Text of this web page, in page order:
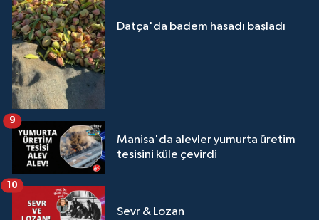
Datça'da badem hasadı başladı
Manisa'da alevler yumurta üretim
tesisini küle çevirdi
9
Sevr & Lozan
10